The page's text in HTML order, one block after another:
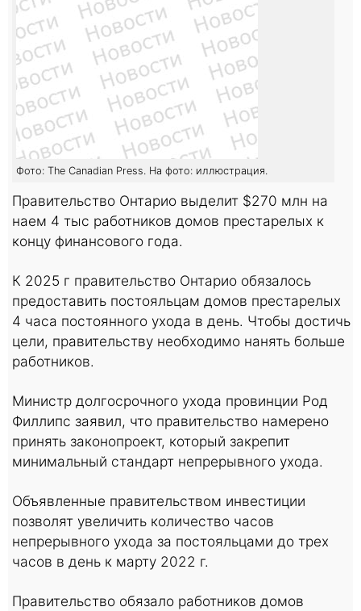
Фото: The Canadian Press. На фото: иллюстрация.
Правительство Онтарио выделит $270 млн на
наем 4 тыс работников домов престарелых к
концу финансового года.
К 2025 г правительство Онтарио обязалось
предоставить постояльцам домов престарелых
4 часа постоянного ухода в день. Чтобы достичь
цели, правительству необходимо нанять больше
работников.
Министр долгосрочного ухода провинции Род
Филлипс заявил, что правительство намерено
принять законопроект, который закрепит
минимальный стандарт непрерывного ухода.
Объявленные правительством инвестиции
позволят увеличить количество часов
непрерывного ухода за постояльцами до трех
часов в день к марту 2022 г.
Правительство обязало работников домов